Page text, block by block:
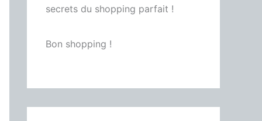
secrets du shopping parfait !
Bon shopping !